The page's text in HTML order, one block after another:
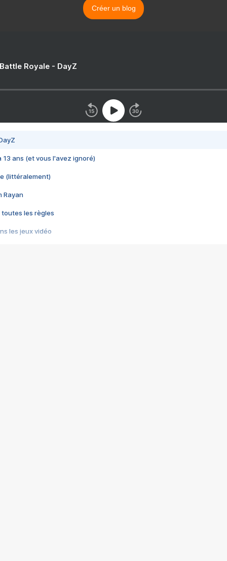
Créer un blog
Royale - DayZ
13 ans (et vous l'avez ignoré)
(littéralement)
Rayan
toutes les règles
les jeux vidéo